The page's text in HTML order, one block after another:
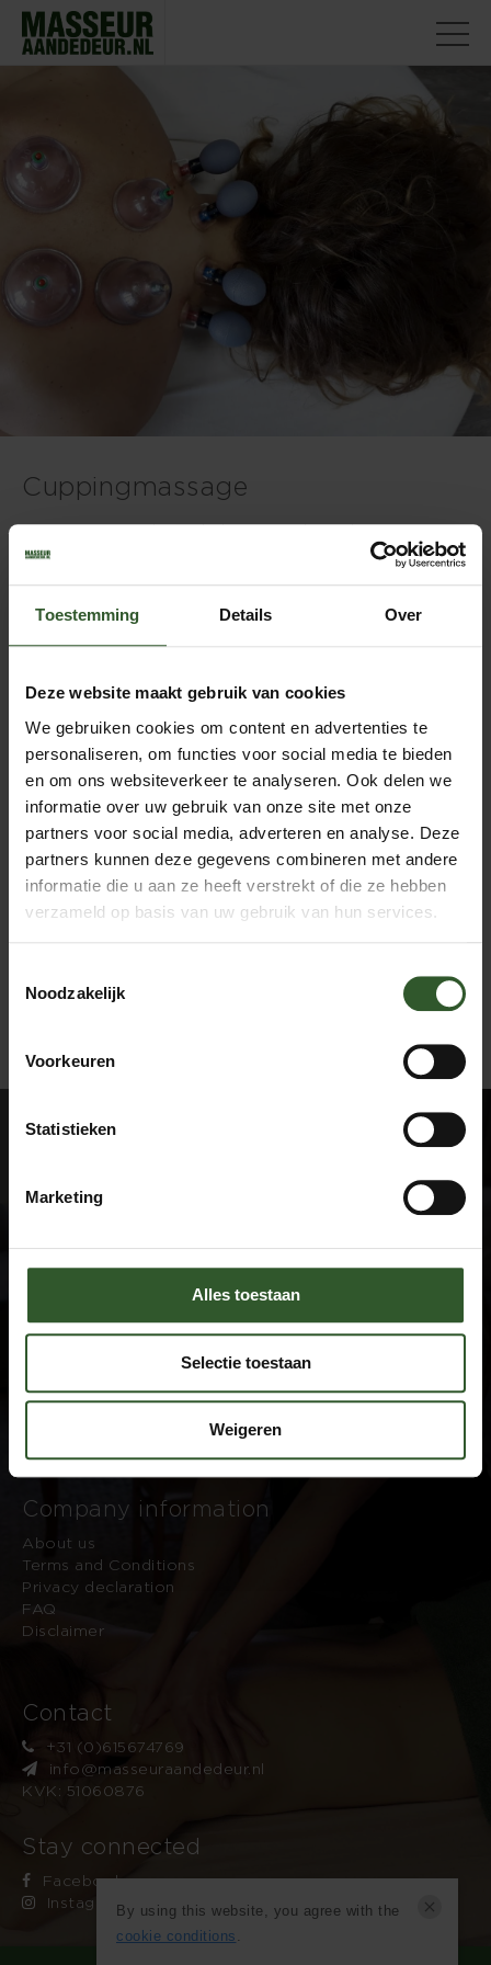
Toestemming Details Over
Deze website maakt gebruik van cookies
We gebruiken cookies om content en advertenties te
personaliseren, om functies voor social media te bieden
en om ons websiteverkeer te analyseren. Ook delen we
informatie over uw gebruik van onze site met onze
partners voor social media, adverteren en analyse. Deze
partners kunnen deze gegevens combineren met andere
informatie die u aan ze heeft verstrekt of die ze hebben
verzameld op basis van uw gebruik van hun services.
Noodzakelijk
Voorkeuren
Statistieken
Marketing
Alles toestaan
Selectie toestaan
Weigeren
By using this website, you agree with the
cookie conditions .
Cuppingmassage
Cupping is a traditional Chinese and Dutch massage.
The material of the cups can be from glass, plastic, or
silicone. The cups are applied on the body, which
better circulation of the underlying connective tissue.
This massage works well with:
flu
dyspnoea
bronchitis
neck pain
Shoulder pain / frozen shoulder
arm problems
back pain
Google Rating
Based on 743 reviews
Masseurs
Company information
About us
Terms and Conditions
Privacy declaration
FAQ
Disclaimer
Contact
+31 (0)615674769
info@masseuraandedeur.nl
KVK: 51060876
Stay connected
Facebook
Instagram